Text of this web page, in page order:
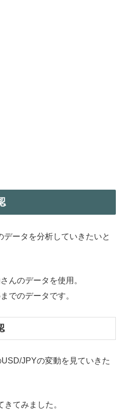
ータを分析していきたいと
んのデータを使用。
でのデータです。
JPYの変動を見ていきた
てみました。